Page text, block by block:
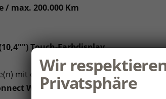
/ max. 200.000 Km
Touch-Farbdisplay
mit erhöhter Ladeleistung
Wireless für Apple CarPlay und
Wir
Privatsphäre